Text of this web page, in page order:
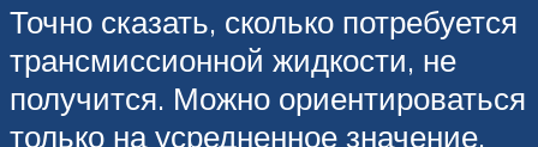
Точно сказать, сколько потребуется
трансмиссионной жидкости, не
получится. Можно ориентироваться
только на усредненное значение.